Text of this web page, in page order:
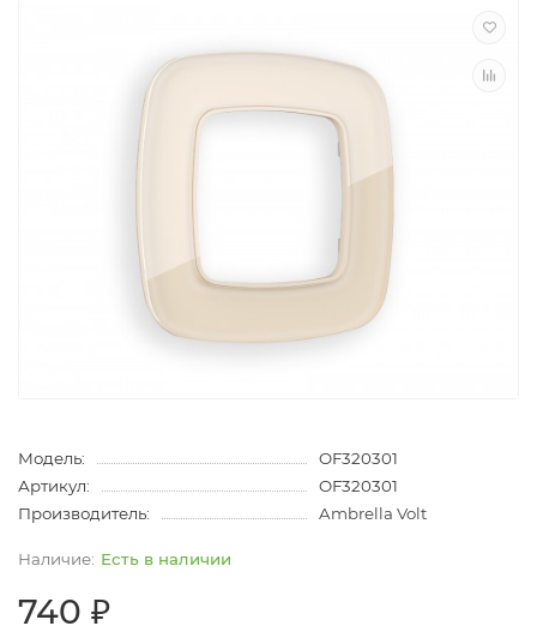
Модель:
OF320301
Артикул:
OF320301
Производитель:
Ambrella Volt
Есть в наличии
740 ₽